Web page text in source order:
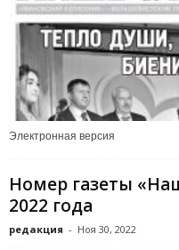
Электронная версия
Номер газеты
2022 года
редакция - Ноя 30, 2022